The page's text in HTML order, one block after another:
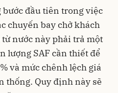
đầu tiên trong việc
chuyến bay chở khách
nước này phải trả một
lượng SAF cần thiết để
và mức chênh lệch giá
thống. Quy định này sẽ